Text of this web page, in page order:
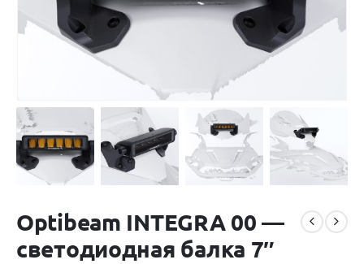
Optibeam INTEGRA 00 —
светодиодная балка 7″